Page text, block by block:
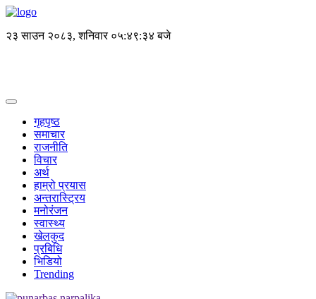
२३ साउन २०८३, शनिवार ०५:४९:३४ बजे
गृहपृष्ठ
समाचार
राजनीति
विचार
अर्थ
हाम्रो प्रयास
अन्तरास्ट्रिय
मनोरंजन
स्वास्थ्य
खेलकुद
प्रबिधि
भिडियो
Trending